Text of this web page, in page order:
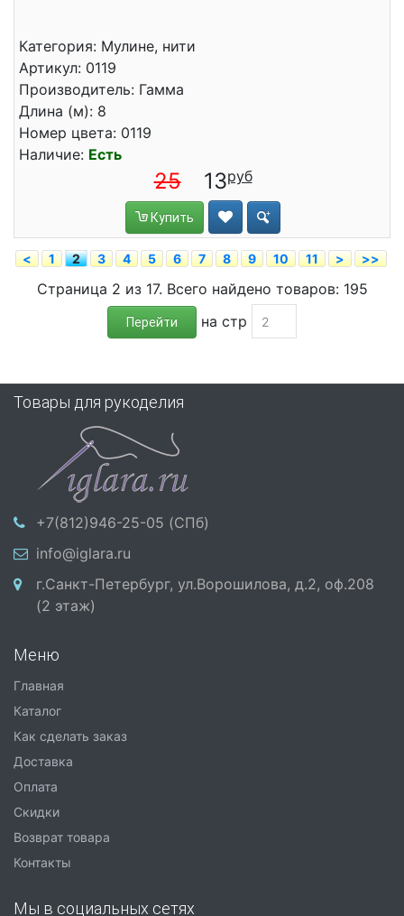
Категория: Мулине, нити
Артикул: 0119
Производитель: Гамма
Длина (м): 8
Номер цвета: 0119
Наличие: Есть
25 13
Купить
< 1 2 3 4 5 6 7 8 9 10 11 > >>
Страница 2 из 17. Всего найдено товаров: 195
Перейти на стр
Товары для рукоделия
+7(812)946-25-05 (СПб)
info@iglara.ru
г.Санкт-Петербург, ул.Ворошилова, д.2, оф.208
(2 этаж)
Меню
Главная
Каталог
Как сделать заказ
Доставка
Оплата
Скидки
Возврат товара
Контакты
Мы в социальных сетях